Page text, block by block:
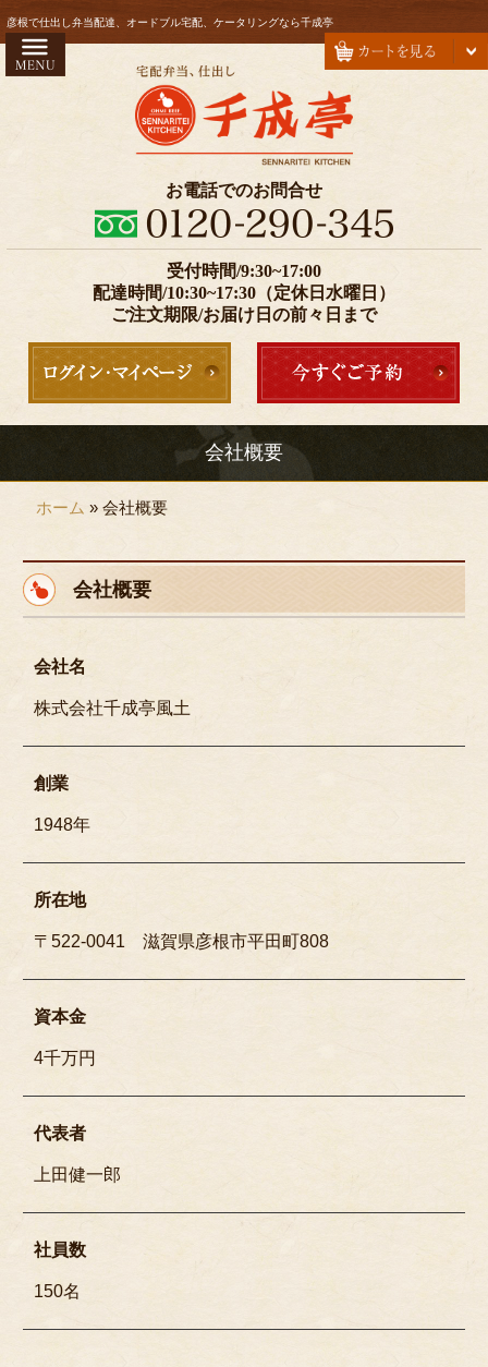
コ
彦根で仕出し弁当配達、オードブル宅配、ケータリングなら千成亭
お電話でのお問合せ
受付時間/9:30~17:00
配達時間/10:30~17:30（定休日水曜日）
ご注文期限/お届け日の前々日まで
会社概要
HOME
お弁当
1000～1999円
2000～2999円
5000円以上
用途で選ぶ
接待・おもてなし
会議・セミナー
慶事・お祝い
行事・地域の集まり
種類で選ぶ
焼肉
ステーキ
肉幕の内
女性向け・低カロリー
一品もの・その他
ホーム » 会社概要
会社概要
会社名
株式会社千成亭風土
創業
1948年
所在地
〒522-0041 滋賀県彦根市平田町808
資本金
4千万円
代表者
上田健一郎
社員数
150名